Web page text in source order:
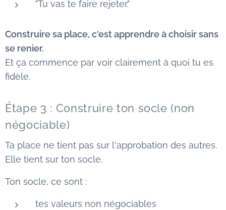
"Tu vas te faire rejeter."
Construire sa place, c'est apprendre à choisir sans
se renier.
Et ça commence par voir clairement à quoi tu es
fidèle.
Étape 3 : Construire ton socle (non
négociable)
Ta place ne tient pas sur l'approbation des autres.
Elle tient sur ton socle.
Ton socle, ce sont :
tes valeurs non négociables